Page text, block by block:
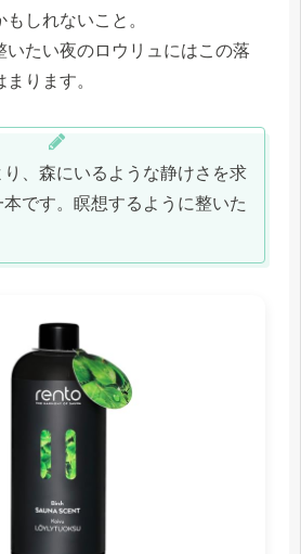
しれないこと。
いたい夜のロウリュにはこの落
ります。
、森にいるような静けさを求
です。瞑想するように整いた